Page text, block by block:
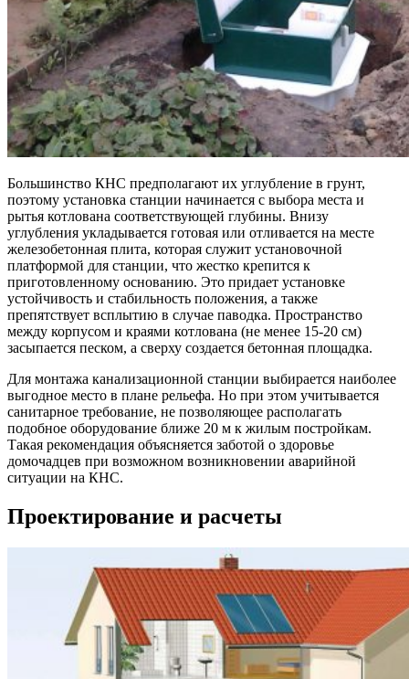
Большинство КНС предполагают их углубление в грунт,
поэтому установка станции начинается с выбора места и
рытья котлована соответствующей глубины. Внизу
углубления укладывается готовая или отливается на месте
железобетонная плита, которая служит установочной
платформой для станции, что жестко крепится к
приготовленному основанию. Это придает установке
устойчивость и стабильность положения, а также
препятствует всплытию в случае паводка. Пространство
между корпусом и краями котлована (не менее 15-20 см)
засыпается песком, а сверху создается бетонная площадка.
Для монтажа канализационной станции выбирается наиболее
выгодное место в плане рельефа. Но при этом учитывается
санитарное требование, не позволяющее располагать
подобное оборудование ближе 20 м к жилым постройкам.
Такая рекомендация объясняется заботой о здоровье
домочадцев при возможном возникновении аварийной
ситуации на КНС.
Проектирование и расчеты